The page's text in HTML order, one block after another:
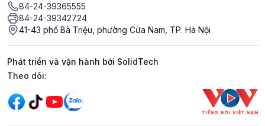
84-24-39365555
84-24-39342724
41-43 phố Bà Triệu, phường Cửa Nam, TP. Hà Nội
Phát triển và vận hành bởi SolidTech
Mạng xã hội
Theo dõi: